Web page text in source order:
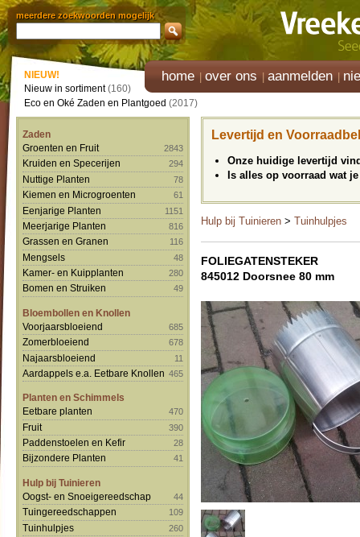
meerdere zoekwoorden mogelijk
home over ons aanmelden
NIEUW!
Nieuw in sortiment(160)
Eco en Oké Zaden en Plantgoed (2017)
Zaden
Groenten en Fruit
2843
Kruiden en Specerijen 294
Nuttige Planten 78
Kiemen en Microgroenten 61
Eenjarige Planten 1151
Meerjarige Planten 816
Grassen en Granen 116
Mengsels 48
Kamer- en Kuipplanten 280
Bomen en Struiken 49
Bloembollen en Knollen
Voorjaarsbloeiend
685
Zomerbloeiend 678
Najaarsbloeiend 11
Aardappels e.a. Eetbare Knollen 465
Planten en Schimmels
Eetbare planten
470
Fruit 390
Paddenstoelen en Kefir 28
Bijzondere Planten 41
Hulp bij Tuinieren
Oogst- en Snoeigereedschap
44
Tuingereedschappen 109
Tuinhulpjes 260
Levertijd en
Onze huidige levertijd
Is alles op voorraad wat
Hulp bij Tuinieren > Tuinhulpjes
FOLIEGATENSTEKER
845012 Doorsnee 80 mm